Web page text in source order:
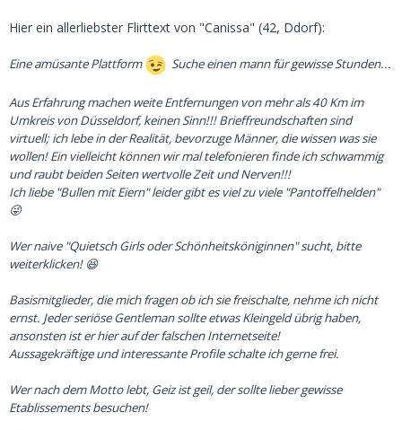
Hier ein allerliebster Flirttext von "Canissa" (42, Ddorf):
Eine amüsante Plattform Suche einen mann für gewisse Stunden...
Aus Erfahrung machen weite Entfernungen von mehr als 40 Km im
Umkreis von Düsseldorf, keinen Sinn!!! Brieffreundschaften sind
virtuell; ich lebe in der Realität, bevorzuge Männer, die wissen was sie
wollen! Ein vielleicht können wir mal telefonieren finde ich schwammig
und raubt beiden Seiten wertvolle Zeit und Nerven!!!
Ich liebe "Bullen mit Eiern" leider gibt es viel zu viele "Pantoffelhelden"
😜
Wer naive "Quietsch Girls oder Schönheitsköniginnen" sucht, bitte
weiterklicken! 😆
Basismitglieder, die mich fragen ob ich sie freischalte, nehme ich nicht
ernst. Jeder seriöse Gentleman sollte etwas Kleingeld übrig haben,
ansonsten ist er hier auf der falschen Internetseite!
Aussagekräftige und interessante Profile schalte ich gerne frei.
Wer nach dem Motto lebt, Geiz ist geil, der sollte lieber gewisse
Etablissements besuchen!